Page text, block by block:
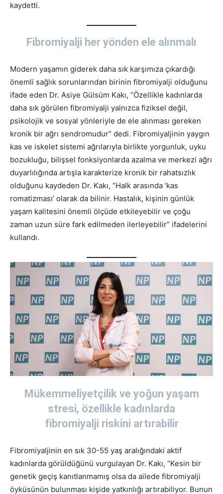
kaydetti.
Fibromiyalji her yönden ele alınmalı
Modern yaşamın giderek daha sık karşımıza çıkardığı
önemli sağlık sorunlarından birinin fibromiyalji olduğunu
ifade eden Dr. Asiye Gülsüm Kakı, “Özellikle kadınlarda
daha sık görülen fibromiyalji yalnızca fiziksel değil,
psikolojik ve sosyal yönleriyle de ele alınması gereken
kronik bir ağrı sendromudur” dedi. Fibromiyaljinin yaygın
kas ve iskelet sistemi ağrılarıyla birlikte yorgunluk, uyku
bozukluğu, bilişsel fonksiyonlarda azalma ve merkezi ağrı
duyarlılığında artışla karakterize kronik bir rahatsızlık
olduğunu kaydeden Dr. Kakı, “Halk arasında ‘kas
romatizması’ olarak da bilinir. Hastalık, kişinin günlük
yaşam kalitesini önemli ölçüde etkileyebilir ve çoğu
zaman uzun süre fark edilmeden ilerleyebilir” ifadelerini
kullandı.
Mükemmeliyetçilik ve yoğun yaşam
stresi, özellikle kadınlarda
fibromiyalji riskini artırabilir
Fibromiyaljinin en sık 30-55 yaş aralığındaki aktif
kadınlarda görüldüğünü vurgulayan Dr. Kakı, “Kesin bir
genetik geçiş kanıtlanmamış olsa da ailede fibromiyalji
öyküsünün bulunması kişide yatkınlığı artırabiliyor. Bunun